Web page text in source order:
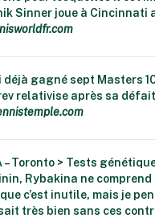
Sinner joue à Cincinnati
déjà gagné sept Masters
relativise après sa
– Toronto > Tests
Rybakina ne comprend
c’est inutile, mais je
très bien sans ces